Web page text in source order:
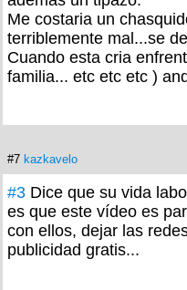
Me costaria un
terriblemente mal...se
Cuando esta cria
familia... etc etc etc )
#7 kazkavelo
#3 Dice que su vida
es que este vídeo es
con ellos, dejar las
publicidad gratis...